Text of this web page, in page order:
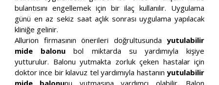
bulantısını engellemek için bir ilaç kullanılır. Uygulama
günü en az sekiz saat açlık sonrası uygulama yapılacak
kliniğe gelinir.
Allurion firmasının önerileri doğrultusunda yutulabilir
mide balonu bol miktarda su yardımıyla kişiye
yutturulur. Balonu yutmakta zorluk çeken hastalar için
doktor ince bir kılavuz tel yardımıyla hastanın yutulabilir